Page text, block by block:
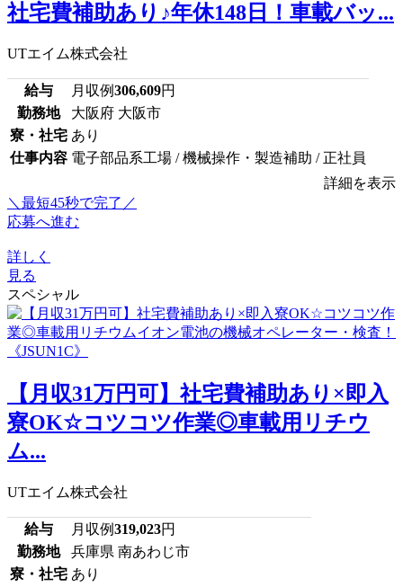
社宅費補助あり♪年休148日！車載バッ...
UTエイム株式会社
給与 月収例306,609円
勤務地
大阪府 大阪市
寮・社宅 あり
仕事内容 電子部品系工場 / 機械操作・製造補助 / 正社員
詳細を表示
＼最短45秒で完了／
応募へ進む
詳しく
見る
スペシャル
【月収31万円可】社宅費補助あり×即入
寮OK☆コツコツ作業◎車載用リチウ
ム...
UTエイム株式会社
給与 月収例319,023円
勤務地
兵庫県 南あわじ市
寮・社宅 あり